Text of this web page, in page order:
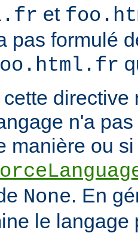
et
pas formulé
directive
n'a
manière ou
None. En
le langage